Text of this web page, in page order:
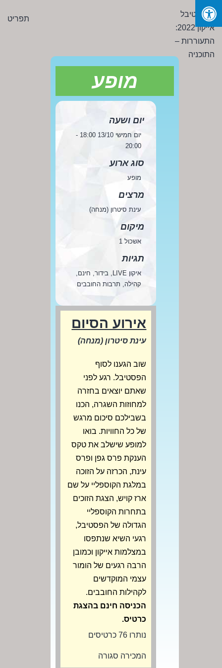
Skip
content
פסטיבל
אייקון
2022:
התעוררות
תפריט
מופע
יום ושעה
יום חמישי 13/10 18:00 -
20:00
סוג ארוע
מופע
מרצים
עינת סיטרון (מנחה)
מיקום
אשכול 1
תגיות
איקון LIVE, בידור, חינם,
קהילה, תרבות החובבים
אירוע הסיום
עינת סיטרון (מנחה)
שוב הגענו לסוף
הפסטיבל. רגע לפני
שאתם יוצאים בחזרה
למחוזות השגרה, הכנו
בשבילכם סיכום מרגש
של כל החוויות. בואו
למופע שישלב את טקס
הענקת פרס גפן ופרס
עינת, הכרזה על הזוכה
במלגת הקוספליי על שם
ארז קויש, הצגת הזוכים
בתחרות הקוספליי
הגדולה של הפסטיבל,
רגעי השיא שנתפסו
במצלמות אייקון וכמובן
הרבה רגעים של הומור
עצמי המוקדשים
לקהילות החובבים.
הכניסה חינם בהצגת
כרטיס.
נותרו 76 כרטיסים
המכירה סגורה